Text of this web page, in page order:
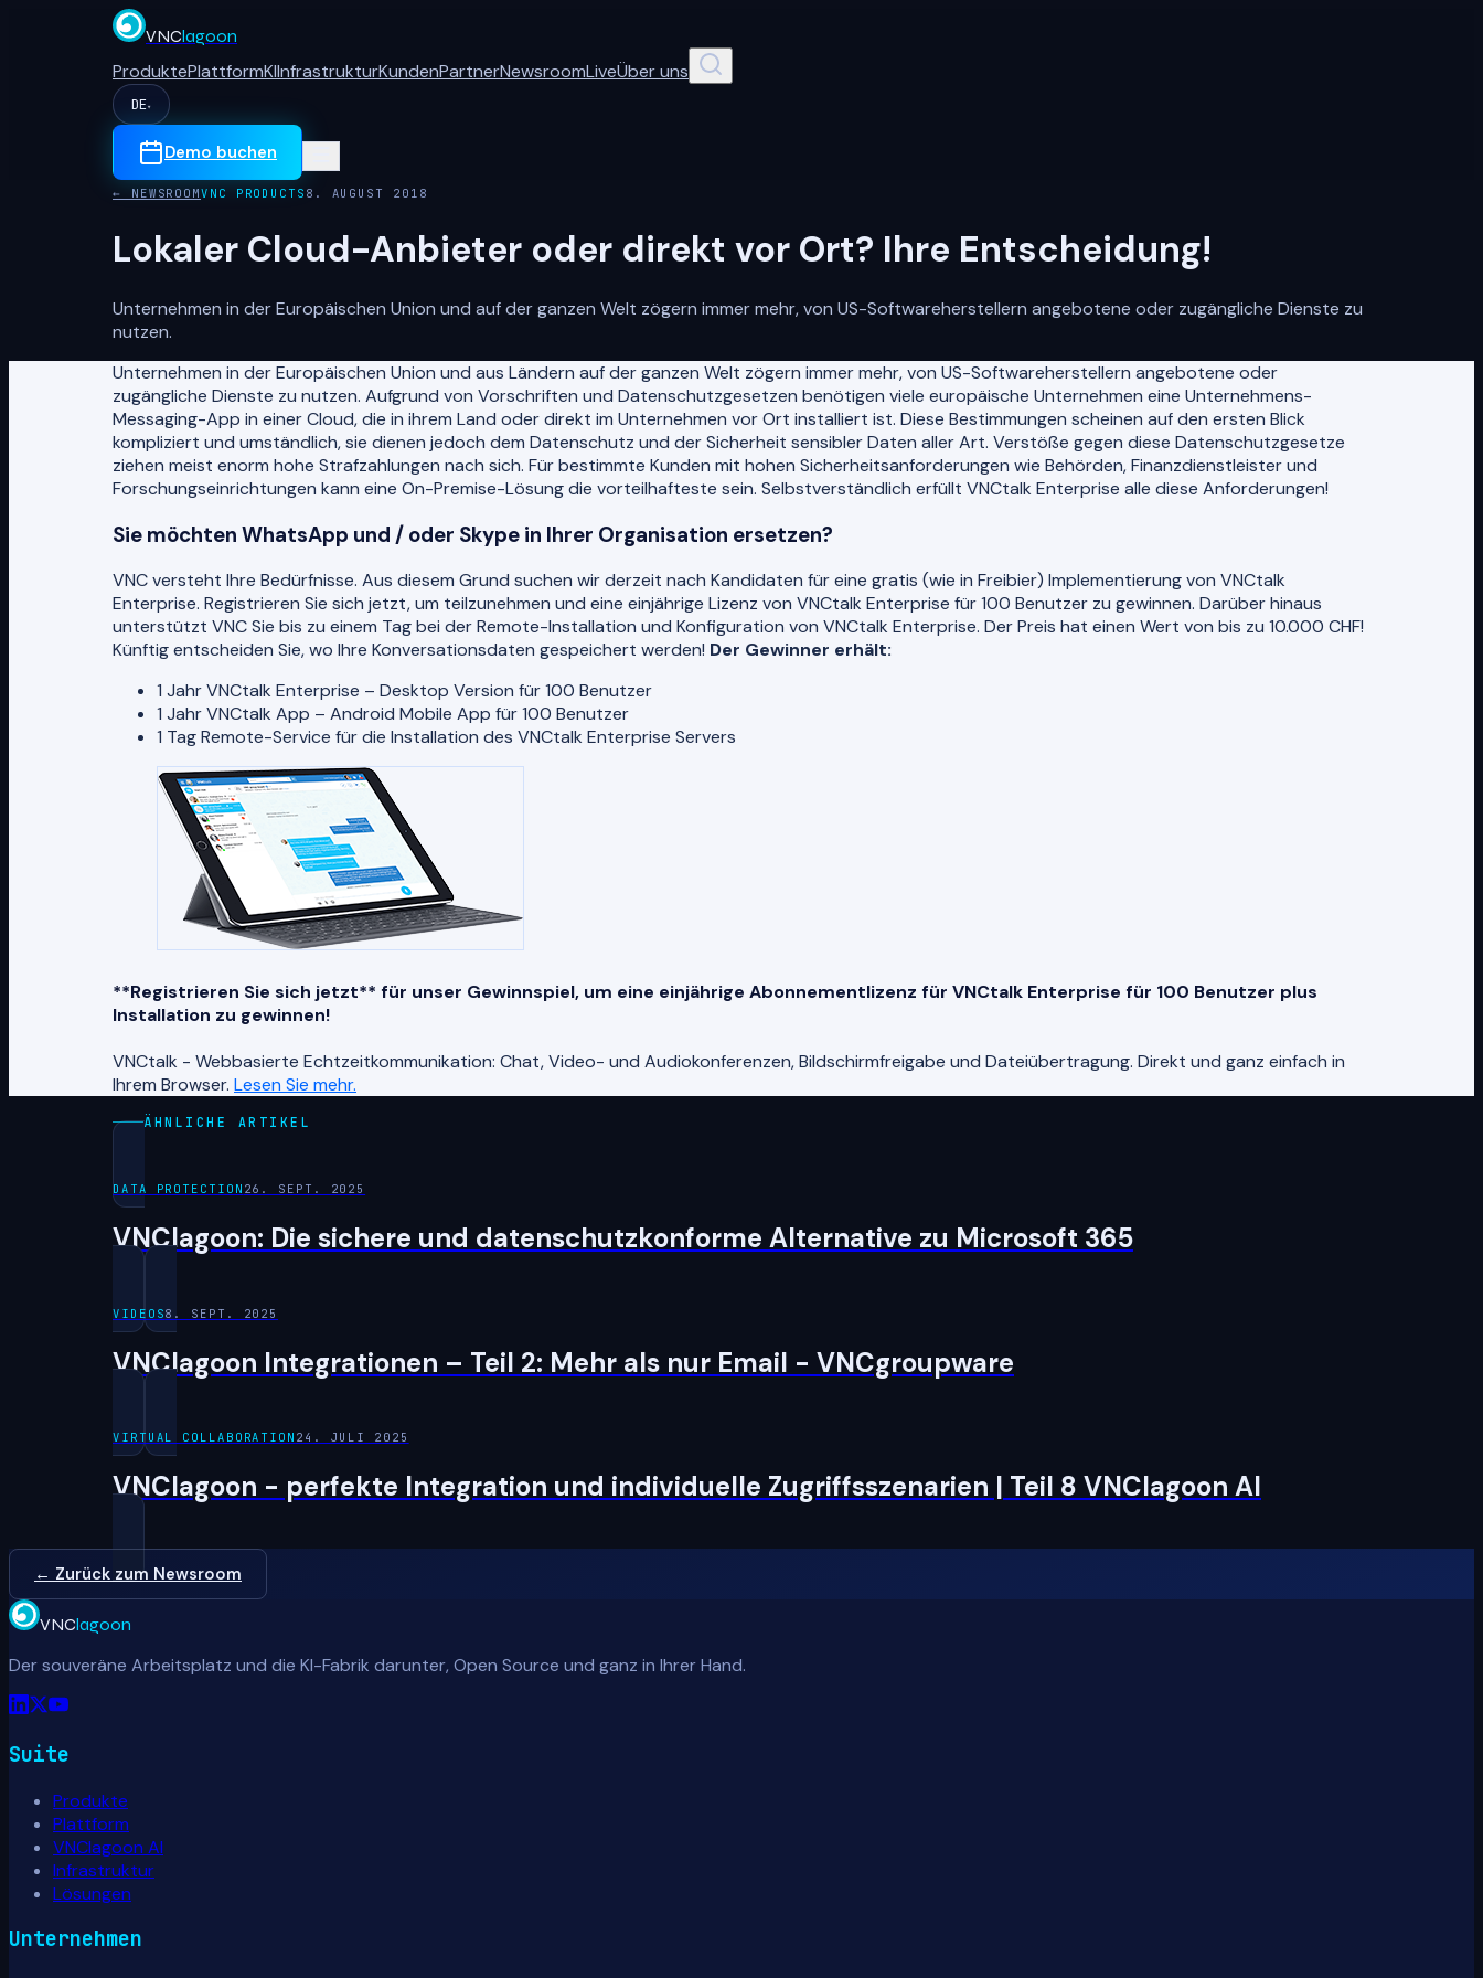
VNClagoon
ProduktePlattformKIInfrastrukturKundenPartnerNewsroomLiveÜber uns
DE▾
Demo buchen
← NEWSROOMVNC PRODUCTS 8. AUGUST 2018
Lokaler Cloud-Anbieter oder direkt vor Ort? Ihre Entscheidung!
Unternehmen in der Europäischen Union und auf der ganzen Welt zögern immer mehr, von US-Softwareherstellern angebotene oder zugängliche Dienste zu
nutzen.
Unternehmen in der Europäischen Union und aus Ländern auf der ganzen Welt zögern immer mehr, von US-Softwareherstellern angebotene oder
zugängliche Dienste zu nutzen. Aufgrund von Vorschriften und Datenschutzgesetzen benötigen viele europäische Unternehmen eine Unternehmens-
Messaging-App in einer Cloud, die in ihrem Land oder direkt im Unternehmen vor Ort installiert ist. Diese Bestimmungen scheinen auf den ersten Blick
kompliziert und umständlich, sie dienen jedoch dem Datenschutz und der Sicherheit sensibler Daten aller Art. Verstöße gegen diese Datenschutzgesetze
ziehen meist enorm hohe Strafzahlungen nach sich. Für bestimmte Kunden mit hohen Sicherheitsanforderungen wie Behörden, Finanzdienstleister und
Forschungseinrichtungen kann eine On-Premise-Lösung die vorteilhafteste sein. Selbstverständlich erfüllt VNCtalk Enterprise alle diese Anforderungen!
Sie möchten WhatsApp und / oder Skype in Ihrer Organisation ersetzen?
VNC versteht Ihre Bedürfnisse. Aus diesem Grund suchen wir derzeit nach Kandidaten für eine gratis (wie in Freibier) Implementierung von VNCtalk
Enterprise. Registrieren Sie sich jetzt, um teilzunehmen und eine einjährige Lizenz von VNCtalk Enterprise für 100 Benutzer zu gewinnen. Darüber hinaus
unterstützt VNC Sie bis zu einem Tag bei der Remote-Installation und Konfiguration von VNCtalk Enterprise. Der Preis hat einen Wert von bis zu 10.000 CHF!
Künftig entscheiden Sie, wo Ihre Konversationsdaten gespeichert werden! Der Gewinner erhält:
1 Jahr VNCtalk Enterprise – Desktop Version für 100 Benutzer
1 Jahr VNCtalk App – Android Mobile App für 100 Benutzer
1 Tag Remote-Service für die Installation des VNCtalk Enterprise Servers
**Registrieren Sie sich jetzt** für unser Gewinnspiel, um eine einjährige Abonnementlizenz für VNCtalk Enterprise für 100 Benutzer plus
Installation zu gewinnen!
VNCtalk - Webbasierte Echtzeitkommunikation: Chat, Video- und Audiokonferenzen, Bildschirmfreigabe und Dateiübertragung. Direkt und ganz einfach in
Ihrem Browser. Lesen Sie mehr.
ÄHNLICHE ARTIKEL
DATA PROTECTION 26. SEPT. 2025
VNClagoon: Die sichere und datenschutzkonforme Alternative zu Microsoft 365
VIDEOS8. SEPT. 2025
VNClagoon Integrationen – Teil 2: Mehr als nur Email - VNCgroupware
VIRTUAL COLLABORATION 24. JULI 2025
VNClagoon - perfekte Integration und individuelle Zugriffsszenarien | Teil 8 VNClagoon AI
← Zurück zum Newsroom
VNClagoon
Der souveräne Arbeitsplatz und die KI-Fabrik darunter, Open Source und ganz in Ihrer Hand.
Suite
Produkte
Plattform
VNClagoon AI
Infrastruktur
Lösungen
Unternehmen